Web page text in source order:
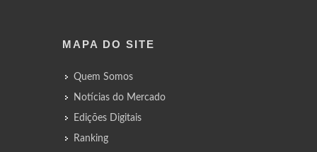
MAPA DO SITE
Quem Somos
Notícias do Mercado
Edições Digitais
Ranking